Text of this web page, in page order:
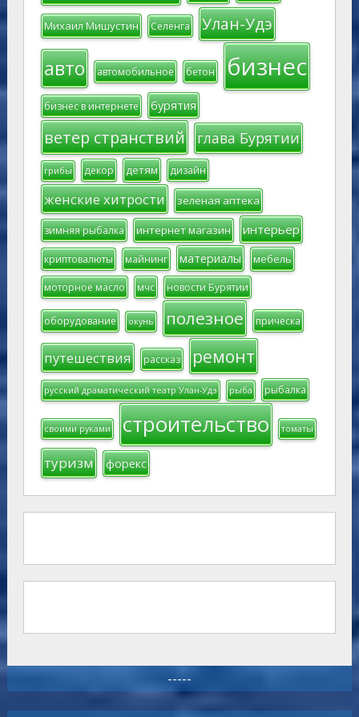
Михаил Мишустин Селенга Улан-Удэ
авто автомобильное бетон бизнес
бизнес в интернете бурятия
ветер странствий глава Бурятии
грибы декор детям дизайн
женские хитрости зеленая аптека
зимняя рыбалка интернет магазин интерьер
криптовалюты майнинг материалы мебель
моторное масло мчс новости Бурятии
оборудование окунь полезное прическа
путешествия рассказ ремонт
русский драматический театр Улан-Удэ рыба рыбалка
своими руками строительство томаты
туризм форекс
-----